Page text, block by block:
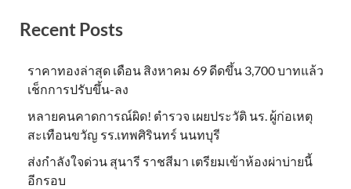
Recent Posts
ราคาทองล่าสุด เดือน สิงหาคม 69 ดีดขึ้น 3,700 บาทแล้ว
เช็กการปรับขึ้น-ลง
หลายคนคาดการณ์ผิด! ตำรวจ เผยประวัติ นร. ผู้ก่อเหตุ
สะเทือนขวัญ รร.เทพศิรินทร์ นนทบุรี
ส่งกำลังใจด่วน สุนารี ราชสีมา เตรียมเข้าห้องผ่าบ่ายนี้
อีกรอบ